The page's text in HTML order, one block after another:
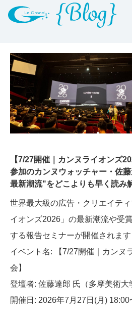
【7/27開催｜カンヌライオンズ
参加のカンヌウォッチャー・佐
最新潮流"をどこよりも早く読み
世界最大級の広告・クリエイテ
イオンズ2026」の最新潮流や受
する報告セミナーが開催されます
イベント名: 【7/27開催｜カンヌ
会】
登壇者: 佐藤達郎 氏（多摩美術大
開催日: 2026年7月27日(月) 18:00